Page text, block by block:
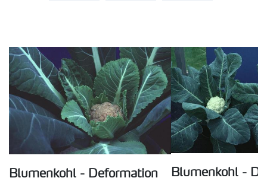
Blumenkohl - Deformation Blumenkohl -